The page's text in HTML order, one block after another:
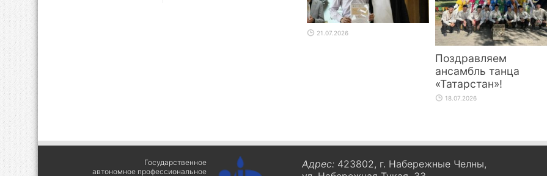
21.07.2026
Поздравляем
ансамбль танца
«Татарстан»!
18.07.2026
Государственное
автономное профессиональное
Адрес: 423802, г. Набережные Челны,